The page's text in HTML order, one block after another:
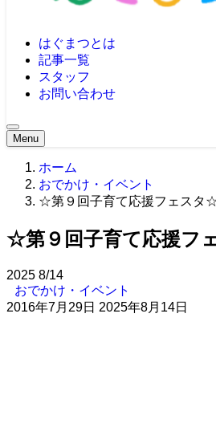
はぐまつとは
記事一覧
スタッフ
お問い合わせ
Menu
ホーム
おでかけ・イベント
☆第９回子育て応援フェスタ
☆第９回子育て応援フ
2025 8/14
おでかけ・イベント
2016年7月29日 2025年8月14日